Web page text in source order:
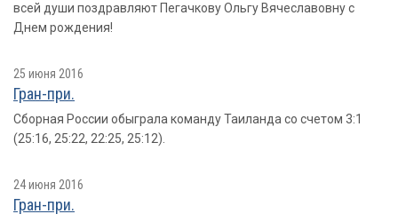
всей души поздравляют Пегачкову Ольгу Вячеславовну с
Днем рождения!
25 июня 2016
Гран-при.
Сборная России обыграла команду Таиланда со счетом 3:1
(25:16, 25:22, 22:25, 25:12).
24 июня 2016
Гран-при.